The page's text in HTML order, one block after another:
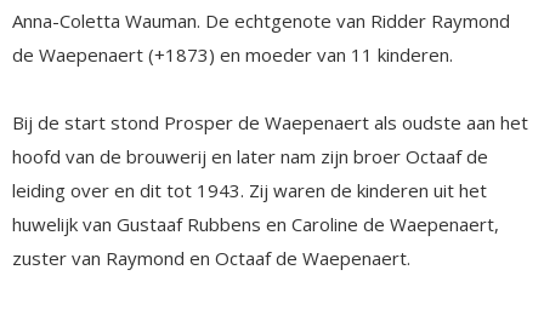
Anna-Coletta Wauman. De echtgenote van Ridder Raymond
de Waepenaert (+1873) en moeder van 11 kinderen.
Bij de start stond Prosper de Waepenaert als oudste aan het
hoofd van de brouwerij en later nam zijn broer Octaaf de
leiding over en dit tot 1943. Zij waren de kinderen uit het
huwelijk van Gustaaf Rubbens en Caroline de Waepenaert,
zuster van Raymond en Octaaf de Waepenaert.